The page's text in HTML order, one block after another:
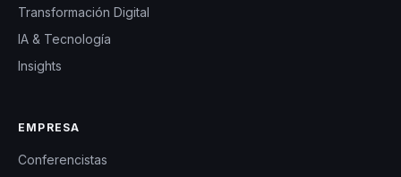
Transformación Digital
IA & Tecnología
Insights
EMPRESA
Conferencistas